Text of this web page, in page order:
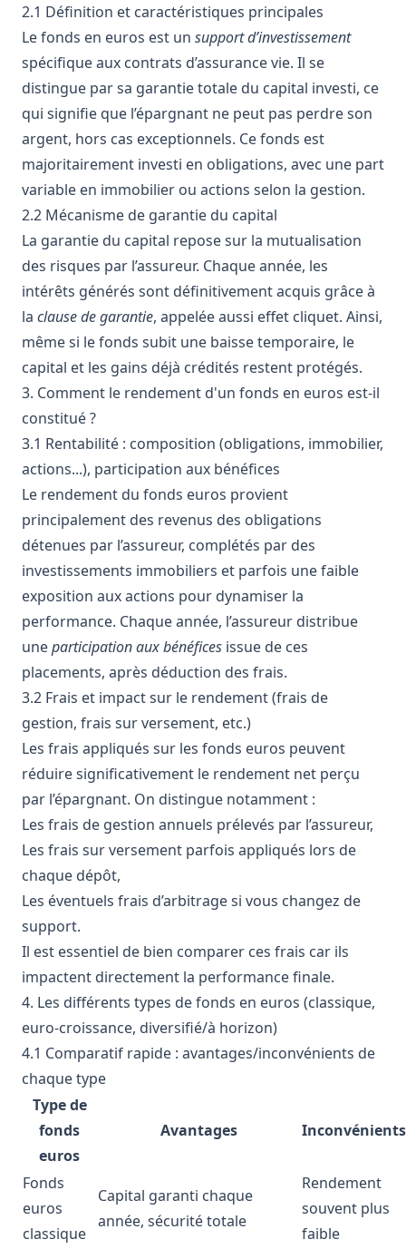
2.1 Définition et caractéristiques principales
Le fonds en euros est un support d’investissement
spécifique aux contrats d’assurance vie. Il se
distingue par sa garantie totale du capital investi, ce
qui signifie que l’épargnant ne peut pas perdre son
argent, hors cas exceptionnels. Ce fonds est
majoritairement investi en obligations, avec une part
variable en immobilier ou actions selon la gestion.
2.2 Mécanisme de garantie du capital
La garantie du capital repose sur la mutualisation
des risques par l’assureur. Chaque année, les
intérêts générés sont définitivement acquis grâce à
la clause de garantie, appelée aussi effet cliquet. Ainsi,
même si le fonds subit une baisse temporaire, le
capital et les gains déjà crédités restent protégés.
3. Comment le rendement d'un fonds en euros est-il
constitué ?
3.1 Rentabilité : composition (obligations, immobilier,
actions...), participation aux bénéfices
Le rendement du fonds euros provient
principalement des revenus des obligations
détenues par l’assureur, complétés par des
investissements immobiliers et parfois une faible
exposition aux actions pour dynamiser la
performance. Chaque année, l’assureur distribue
uneparticipation aux bénéfices issue de ces
placements, après déduction des frais.
3.2 Frais et impact sur le rendement (frais de
gestion, frais sur versement, etc.)
Les frais appliqués sur les fonds euros peuvent
réduire significativement le rendement net perçu
par l’épargnant. On distingue notamment :
Les frais de gestion annuels prélevés par l’assureur,
Les frais sur versement parfois appliqués lors de
chaque dépôt,
Les éventuels frais d’arbitrage si vous changez de
support.
Il est essentiel de bien comparer ces frais car ils
impactent directement la performance finale.
4. Les différents types de fonds en euros (classique,
euro-croissance, diversifié/à horizon)
4.1 Comparatif rapide : avantages/inconvénients de
chaque type
Type de
fonds
euros
Avantages Inconvénients
Fonds
euros
classique
Capital garanti chaque
année, sécurité totale
Rendement
souvent plus
faible